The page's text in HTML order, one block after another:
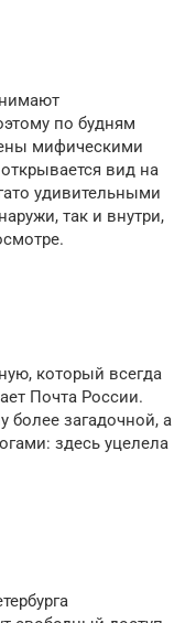
по будням
мифическими
вид на
удивительными
так и внутри,
который всегда
Почта России.
более загадочной, а
здесь уцелела